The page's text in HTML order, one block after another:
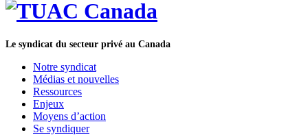
Le syndicat du secteur privé au Canada
Notre syndicat
Médias et nouvelles
Ressources
Enjeux
Moyens d’action
Se syndiquer